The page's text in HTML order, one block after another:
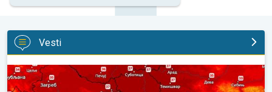
Vesti
Sunčano i ponovo vruće početkom sedmice. Temp. oko i iznad